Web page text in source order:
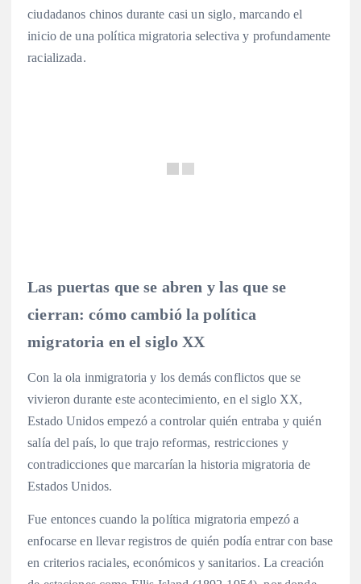
ciudadanos chinos durante casi un siglo, marcando el
inicio de una política migratoria selectiva y profundamente
racializada.
Las puertas que se abren y las que se
cierran: cómo cambió la política
migratoria en el siglo XX
Con la ola inmigratoria y los demás conflictos que se
vivieron durante este acontecimiento, en el siglo XX,
Estado Unidos empezó a controlar quién entraba y quién
salía del país, lo que trajo reformas, restricciones y
contradicciones que marcarían la historia migratoria de
Estados Unidos.
Fue entonces cuando la política migratoria empezó a
enfocarse en llevar registros de quién podía entrar con base
en criterios raciales, económicos y sanitarios. La creación